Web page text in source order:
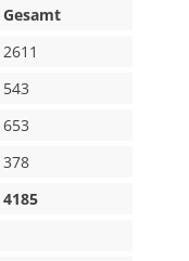
Gesamt
2611
543
653
378
4185